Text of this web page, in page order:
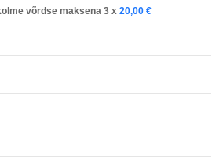
võrdse maksena 3 x 20,00 €